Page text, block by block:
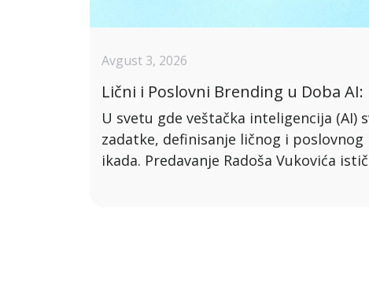
Avgust 3, 2026
Lični i Poslovni Brending u Doba
U svetu gde veštačka inteligencija (AI)
zadatke, definisanje ličnog i
ikada. Predavanje Radoša Vukovića